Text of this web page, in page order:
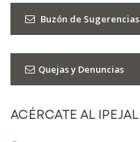
Buzón de Sugerencias
Quejas y Denuncias
ACÉRCATE AL IPEJAL